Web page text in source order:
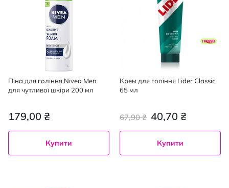
Піна для гоління Nivea Men
для чутливої шкіри 200 мл
179,00 ₴
Купити
Крем для гоління Lider Classic,
65 мл
40,70 ₴
67,90 ₴
Купити